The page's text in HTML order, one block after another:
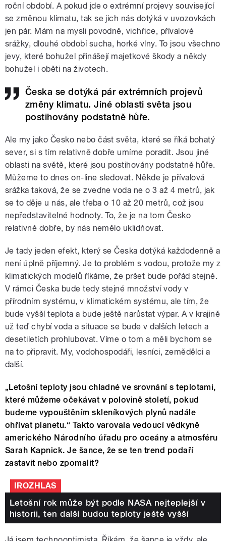
roční období. A pokud jde o extrémní projevy související
se změnou klimatu, tak se jich nás dotýká v uvozovkách
jen pár. Mám na mysli povodně, vichřice, přívalové
srážky, dlouhé období sucha, horké vlny. To jsou všechno
jevy, které bohužel přinášejí majetkové škody a někdy
bohužel i oběti na životech.
Česka se dotýká pár extrémních projevů
změny klimatu. Jiné oblasti světa jsou
postihovány podstatně hůře.
Ale my jako Česko nebo část světa, které se říká bohatý
sever, si s tím relativně dobře umíme poradit. Jsou jiné
oblasti na světě, které jsou postihovány podstatně hůře.
Můžeme to dnes on-line sledovat. Někde je přívalová
srážka taková, že se zvedne voda ne o 3 až 4 metrů, jak
se to děje u nás, ale třeba o 10 až 20 metrů, což jsou
nepředstavitelné hodnoty. To, že je na tom Česko
relativně dobře, by nás nemělo uklidňovat.
Je tady jeden efekt, který se Česka dotýká každodenně a
není úplně příjemný. Je to problém s vodou, protože my z
klimatických modelů říkáme, že pršet bude pořád stejně.
V rámci Česka bude tedy stejné množství vody v
přírodním systému, v klimatickém systému, ale tím, že
bude vyšší teplota a bude ještě narůstat výpar. A v krajině
už teď chybí voda a situace se bude v dalších letech a
desetiletích prohlubovat. Víme o tom a měli bychom se
na to připravit. My, vodohospodáři, lesníci, zemědělci a
další.
„Letošní teploty jsou chladné ve srovnání s teplotami,
které můžeme očekávat v polovině století, pokud
budeme vypouštěním skleníkových plynů nadále
ohřívat planetu.“ Takto varovala vedoucí vědkyně
amerického Národního úřadu pro oceány a atmosféru
Sarah Kapnick. Je šance, že se ten trend podaří
zastavit nebo zpomalit?
IROZHLAS
Letošní rok může být podle NASA nejteplejší v
historii, ten další budou teploty ještě vyšší